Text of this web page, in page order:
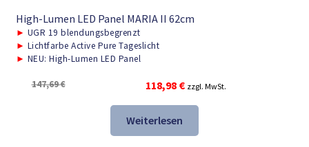
High-Lumen LED Panel MARIA II 62cm
► UGR 19 blendungsbegrenzt
► Lichtfarbe Active Pure Tageslicht
► NEU: High-Lumen LED Panel
147,69€
Ursprünglicher
Preis
war:
147,69 €
118,98 €Aktueller
Preis
118,98 €.
zzgl. MwSt.
Weiterlesen